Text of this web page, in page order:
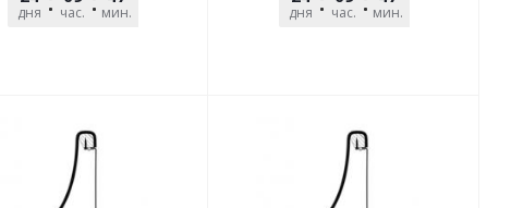
дня час. мин. дня час. мин.